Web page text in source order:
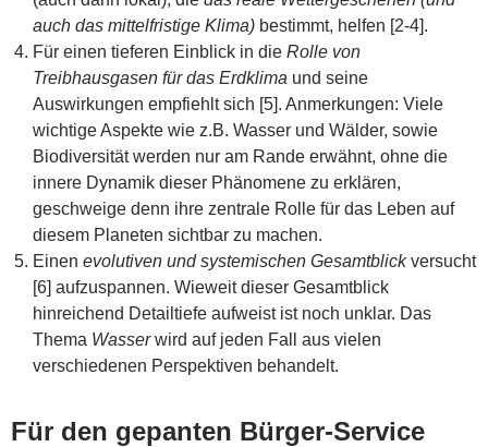
auch das mittelfristige Klima) bestimmt, helfen [2-4].
Für einen tieferen Einblick in die Rolle von
Treibhausgasen für das Erdklima und seine
Auswirkungen empfiehlt sich [5]. Anmerkungen: Viele
wichtige Aspekte wie z.B. Wasser und Wälder, sowie
Biodiversität werden nur am Rande erwähnt, ohne die
innere Dynamik dieser Phänomene zu erklären,
geschweige denn ihre zentrale Rolle für das Leben auf
diesem Planeten sichtbar zu machen.
Einen evolutiven und systemischen Gesamtblickversucht
[6] aufzuspannen. Wieweit dieser Gesamtblick
hinreichend Detailtiefe aufweist ist noch unklar. Das
Thema Wasserwird auf jeden Fall aus vielen
verschiedenen Perspektiven behandelt.
Für den gepanten Bürger-Service